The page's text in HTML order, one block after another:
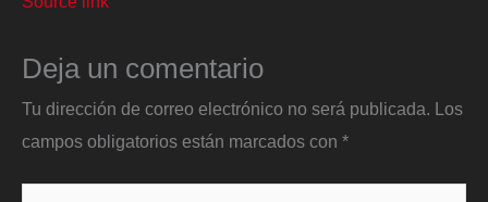
Deja un comentario
Tu dirección de correo electrónico no será publicada. Los
campos obligatorios están marcados con *